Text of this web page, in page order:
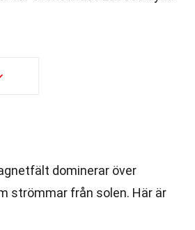
dominerar över
strömmar från solen. Här är